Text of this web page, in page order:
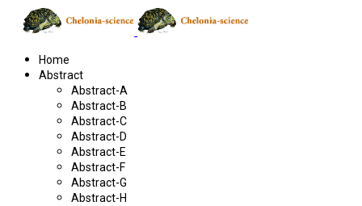
Home
Abstract
Abstract-A
Abstract-B
Abstract-C
Abstract-D
Abstract-E
Abstract-F
Abstract-G
Abstract-H